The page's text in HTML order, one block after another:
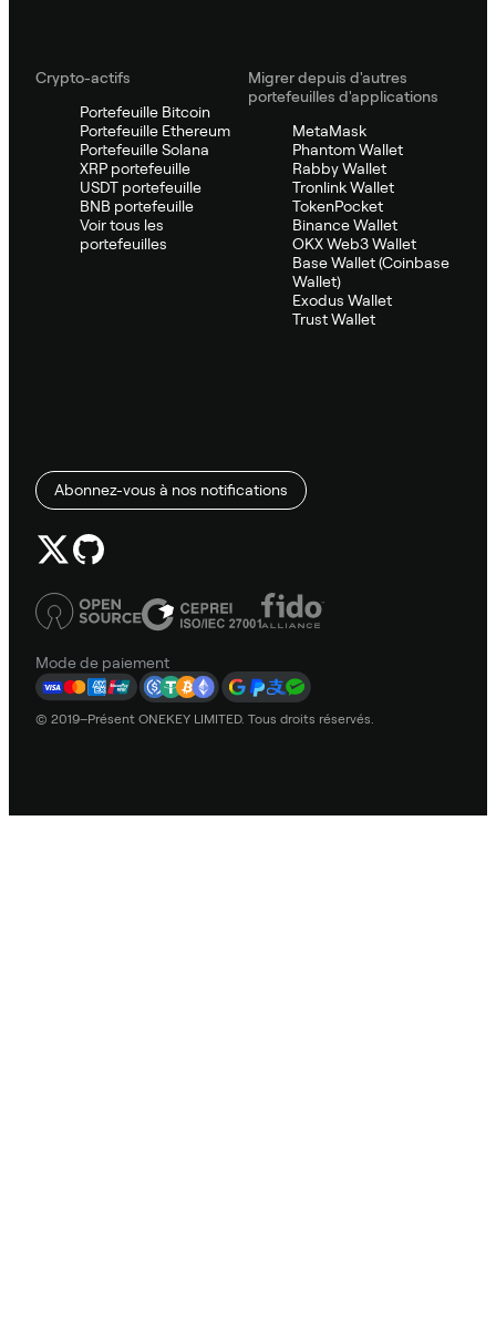
Crypto-actifs
Portefeuille Bitcoin
Portefeuille Ethereum
Portefeuille Solana
XRP portefeuille
USDT portefeuille
BNB portefeuille
Voir tous les
portefeuilles
Migrer depuis d'autres
portefeuilles d'applications
MetaMask
Phantom Wallet
Rabby Wallet
Tronlink Wallet
TokenPocket
Binance Wallet
OKX Web3 Wallet
Base Wallet (Coinbase
Wallet)
Exodus Wallet
Trust Wallet
Abonnez-vous à nos notifications
Mode de paiement
© 2019–Présent ONEKEY LIMITED. Tous droits réservés.